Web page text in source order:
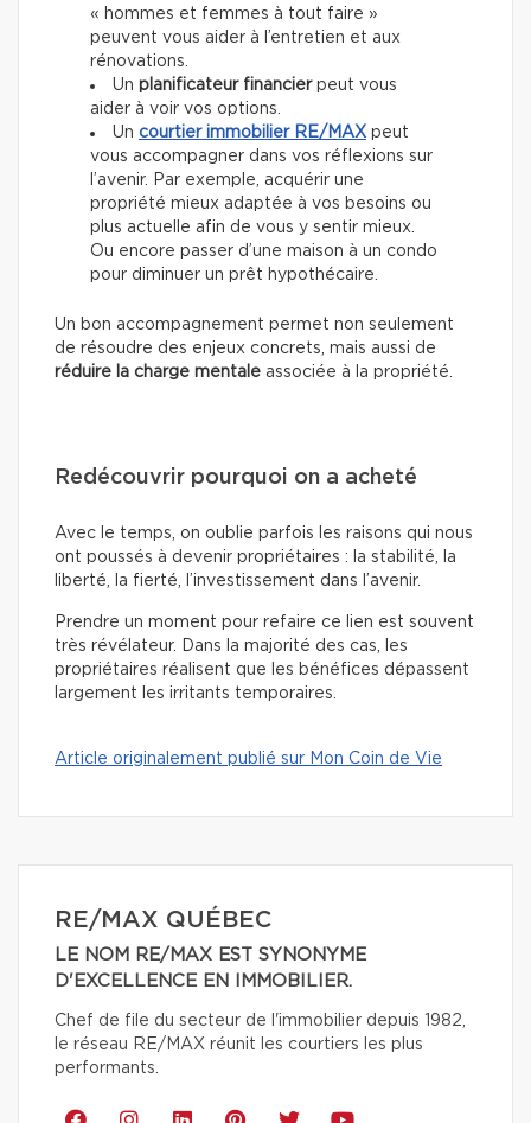
« hommes et femmes à tout faire »
peuvent vous aider à l’entretien et aux
rénovations.
Un planificateur financierpeut vous
aider à voir vos options.
Un courtier immobilier RE/MAX peut
vous accompagner dans vos réflexions sur
l’avenir. Par exemple, acquérir une
propriété mieux adaptée à vos besoins ou
plus actuelle afin de vous y sentir mieux.
Ou encore passer d’une maison à un condo
pour diminuer un prêt hypothécaire.
Un bon accompagnement permet non seulement
de résoudre des enjeux concrets, mais aussi de
réduire la charge mentale associée à la propriété.
Redécouvrir pourquoi on a acheté
Avec le temps, on oublie parfois les raisons qui nous
ont poussés à devenir propriétaires : la stabilité, la
liberté, la fierté, l’investissement dans l’avenir.
Prendre un moment pour refaire ce lien est souvent
très révélateur. Dans la majorité des cas, les
propriétaires réalisent que les bénéfices dépassent
largement les irritants temporaires.
Article originalement publié sur Mon Coin de Vie
RE/MAX QUÉBEC
LE NOM RE/MAX EST SYNONYME
D'EXCELLENCE EN IMMOBILIER.
Chef de file du secteur de l'immobilier depuis 1982,
le réseau RE/MAX réunit les courtiers les plus
performants.